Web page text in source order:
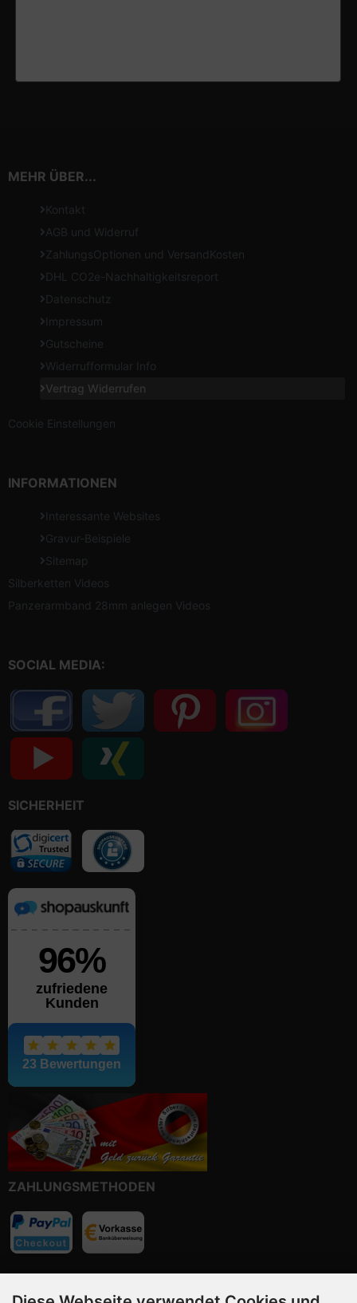
MEHR ÜBER...
Kontakt
AGB und Widerruf
ZahlungsOptionen und VersandKosten
DHL CO2e-Nachhaltigkeitsreport
Datenschutz
Impressum
Gutscheine
Widerrufformular Info
Vertrag Widerrufen
Cookie Einstellungen
INFORMATIONEN
Interessante Websites
Gravur-Beispiele
Sitemap
Silberketten Videos
Panzerarmband 28mm anlegen Videos
SOCIAL MEDIA:
SICHERHEIT
ZAHLUNGSMETHODEN